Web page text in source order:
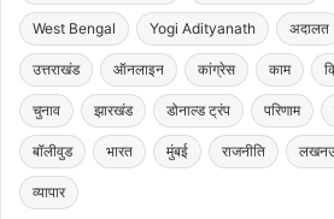
West Bengal Yogi Adityanath अदालत
उत्तराखंड ऑनलाइन कांग्रेस काम
चुनाव झारखंड डोनाल्ड ट्रंप परिणाम
बॉलीवुड भारत मुंबई राजनीति
व्यापार